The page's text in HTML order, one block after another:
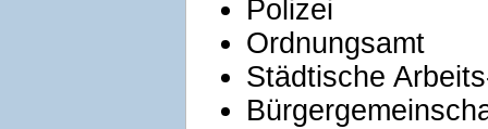
Polizei
Ordnungsamt
Städtische